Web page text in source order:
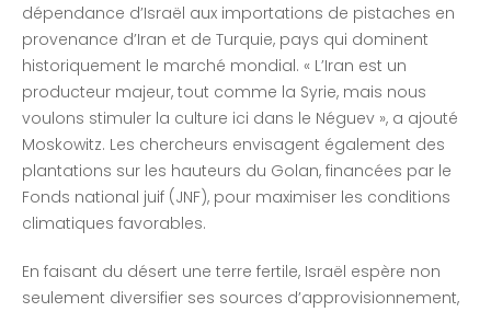
dépendance d’Israël aux importations de pistaches en
provenance d’Iran et de Turquie, pays qui dominent
historiquement le marché mondial. « L’Iran est un
producteur majeur, tout comme la Syrie, mais nous
voulons stimuler la culture ici dans le Néguev », a ajouté
Moskowitz. Les chercheurs envisagent également des
plantations sur les hauteurs du Golan, financées par le
Fonds national juif (JNF), pour maximiser les conditions
climatiques favorables.
En faisant du désert une terre fertile, Israël espère non
seulement diversifier ses sources d’approvisionnement,